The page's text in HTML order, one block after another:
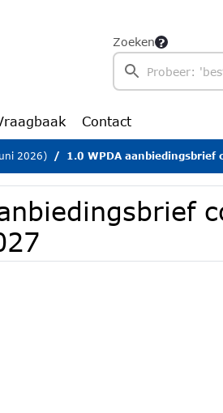
Zoeken
Contact
2026) 1.0 WPDA aanbiedingsbrief